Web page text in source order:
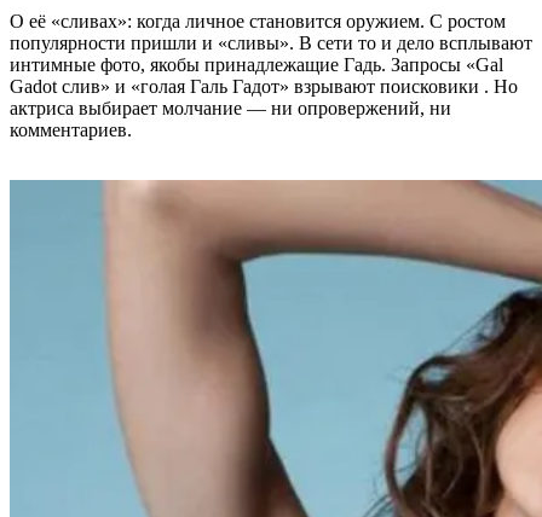
О её «сливах»: когда личное становится оружием. С ростом
популярности пришли и «сливы». В сети то и дело всплывают
интимные фото, якобы принадлежащие Гадь. Запросы «Gal
Gadot слив» и «голая Галь Гадот» взрывают поисковики . Но
актриса выбирает молчание — ни опровержений, ни
комментариев.